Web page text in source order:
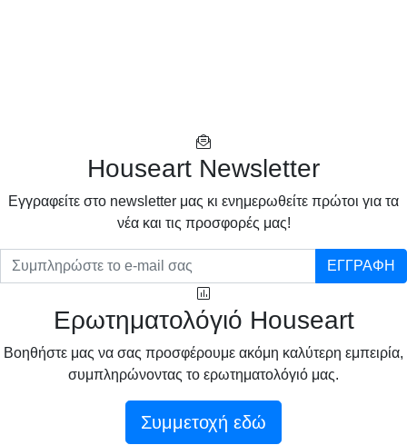
Houseart Newsletter
Eγγραφείτε στο newsletter μας κι ενημερωθείτε πρώτοι για τα
νέα και τις προσφορές μας!
ΕΓΓΡΑΦΗ
Ερωτηματολόγιό Houseart
Βοηθήστε μας να σας προσφέρουμε ακόμη καλύτερη εμπειρία,
συμπληρώνοντας το ερωτηματολόγιό μας.
Συμμετοχή εδώ